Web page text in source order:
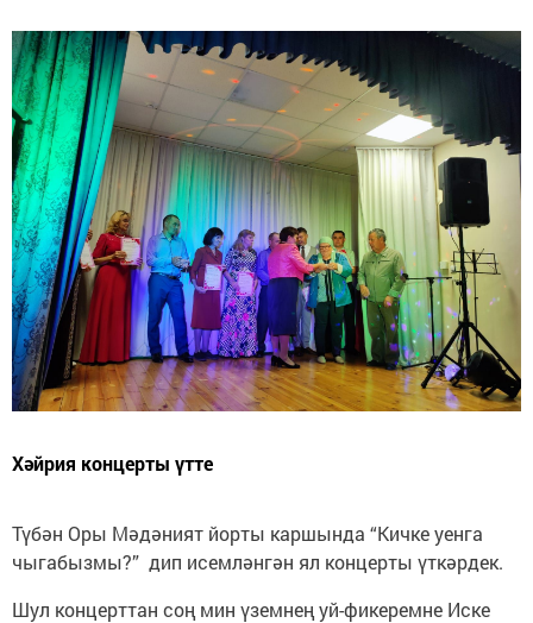
Хәйрия концерты үтте
Түбән Оры Мәдәният йорты каршында “Кичке уенга
чыгабызмы?” дип исемләнгән ял концерты үткәрдек.
Шул концерттан соң мин үземнең уй-фикеремне Иске